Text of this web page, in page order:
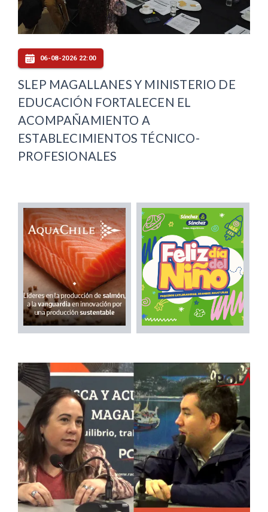
06-08-2026 22:00
SLEP MAGALLANES Y MINISTERIO DE
EDUCACIÓN FORTALECEN EL
ACOMPAÑAMIENTO A
ESTABLECIMIENTOS TÉCNICO-
PROFESIONALES